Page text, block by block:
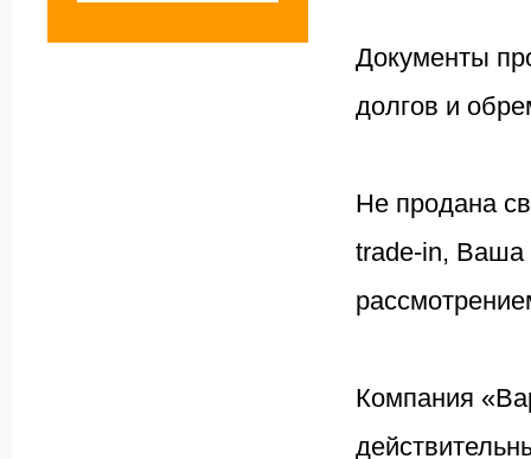
Документы
долгов и
Не продана
trade-in, Ваша
Компания